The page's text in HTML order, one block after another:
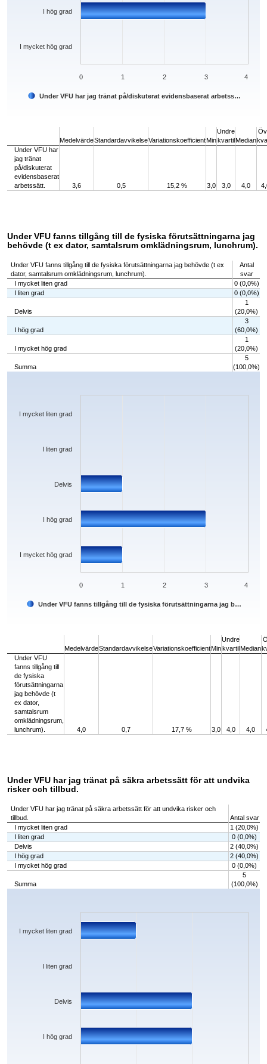
Under VFU har jag tränat på/diskuterat evidensbaserat arbetss…
I mycket hög grad
I hög grad
0 1 2 3 4
MedelvärdeStandardavvikelseVariationskoefficientMin
Undre
kvartilMedian
Under VFU har
jag tränat
på/diskuterat
evidensbaserat
arbetssätt.
3,6 0,5 15,2 % 3,0 3,0 4,0
Under VFU fanns tillgång till de fysiska förutsättningarna jag
behövde (t ex dator, samtalsrum omklädningsrum, lunchrum).
Under VFU fanns tillgång till de fysiska förutsättningarna jag behövde (t ex
dator, samtalsrum omklädningsrum, lunchrum).
Antal
svar
I mycket liten grad
0 (0,0%)
I liten grad
0 (0,0%)
Delvis
1
(20,0%)
I hög grad
3
(60,0%)
I mycket hög grad
1
(20,0%)
Summa
5
(100,0%)
Chart
The chart has 1 X axis displaying categories.
Under VFU fanns tillgång till de fysiska förutsättningarna jag b…
I mycket hög grad
I hög grad
Delvis
I liten grad
I mycket liten grad
0 1 2 3 4
MedelvärdeStandardavvikelseVariationskoefficientMin
Undre
kvartilMedian
Under VFU
fanns tillgång till
de fysiska
förutsättningarna
jag behövde (t
ex dator,
samtalsrum
omklädningsrum,
lunchrum).
4,0 0,7 17,7 % 3,0 4,0 4,0
Under VFU har jag tränat på säkra arbetssätt för att undvika
risker och tillbud.
Under VFU har jag tränat på säkra arbetssätt för att undvika risker och
tillbud.
Antal svar
I mycket liten grad
1 (20,0%)
I liten grad
0 (0,0%)
Delvis
2 (40,0%)
I hög grad
2 (40,0%)
I mycket hög grad
0 (0,0%)
Summa
5
(100,0%)
Chart
The chart has 1 X axis displaying categories.
The chart has 1 Y axis displaying values. Data ranges from 0 to 2.
I hög grad
Delvis
I liten grad
I mycket liten grad